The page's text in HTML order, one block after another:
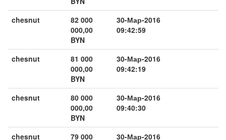
chesnut
82 000
000,00
BYN
30-Мар-2016
09:42:59
chesnut
81 000
000,00
BYN
30-Мар-2016
09:42:19
chesnut
80 000
000,00
BYN
30-Мар-2016
09:40:30
chesnut
79 000
30-Мар-2016